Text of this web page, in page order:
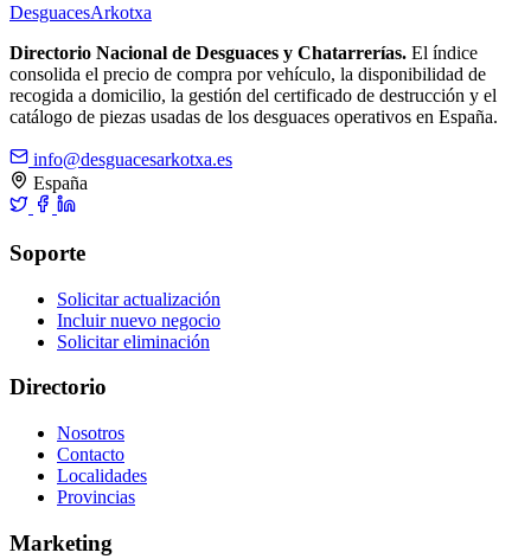
DesguacesArkotxa
Directorio Nacional de Desguaces y Chatarrerías. El índice
consolida el precio de compra por vehículo, la disponibilidad de
recogida a domicilio, la gestión del certificado de destrucción y el
catálogo de piezas usadas de los desguaces operativos en España.
info@desguacesarkotxa.es
España
Soporte
Solicitar actualización
Incluir nuevo negocio
Solicitar eliminación
Directorio
Nosotros
Contacto
Localidades
Provincias
Marketing